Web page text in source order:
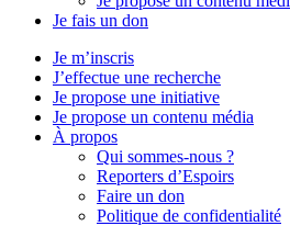
Je fais un don
Je m’inscris
J’effectue une recherche
Je propose une initiative
Je propose un contenu média
À propos
Qui sommes-nous ?
Reporters d’Espoirs
Faire un don
Politique de confidentialité